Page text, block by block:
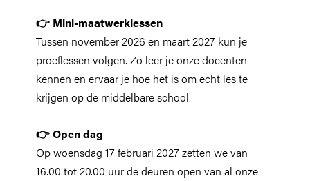
👉 Mini-maatwerklessen
Tussen november 2026 en maart 2027 kun je
proeflessen volgen. Zo leer je onze docenten
kennen en ervaar je hoe het is om echt les te
krijgen op de middelbare school.
👉 Open dag
Op woensdag 17 februari 2027 zetten we van
16.00 tot 20.00 uur de deuren open van al onze